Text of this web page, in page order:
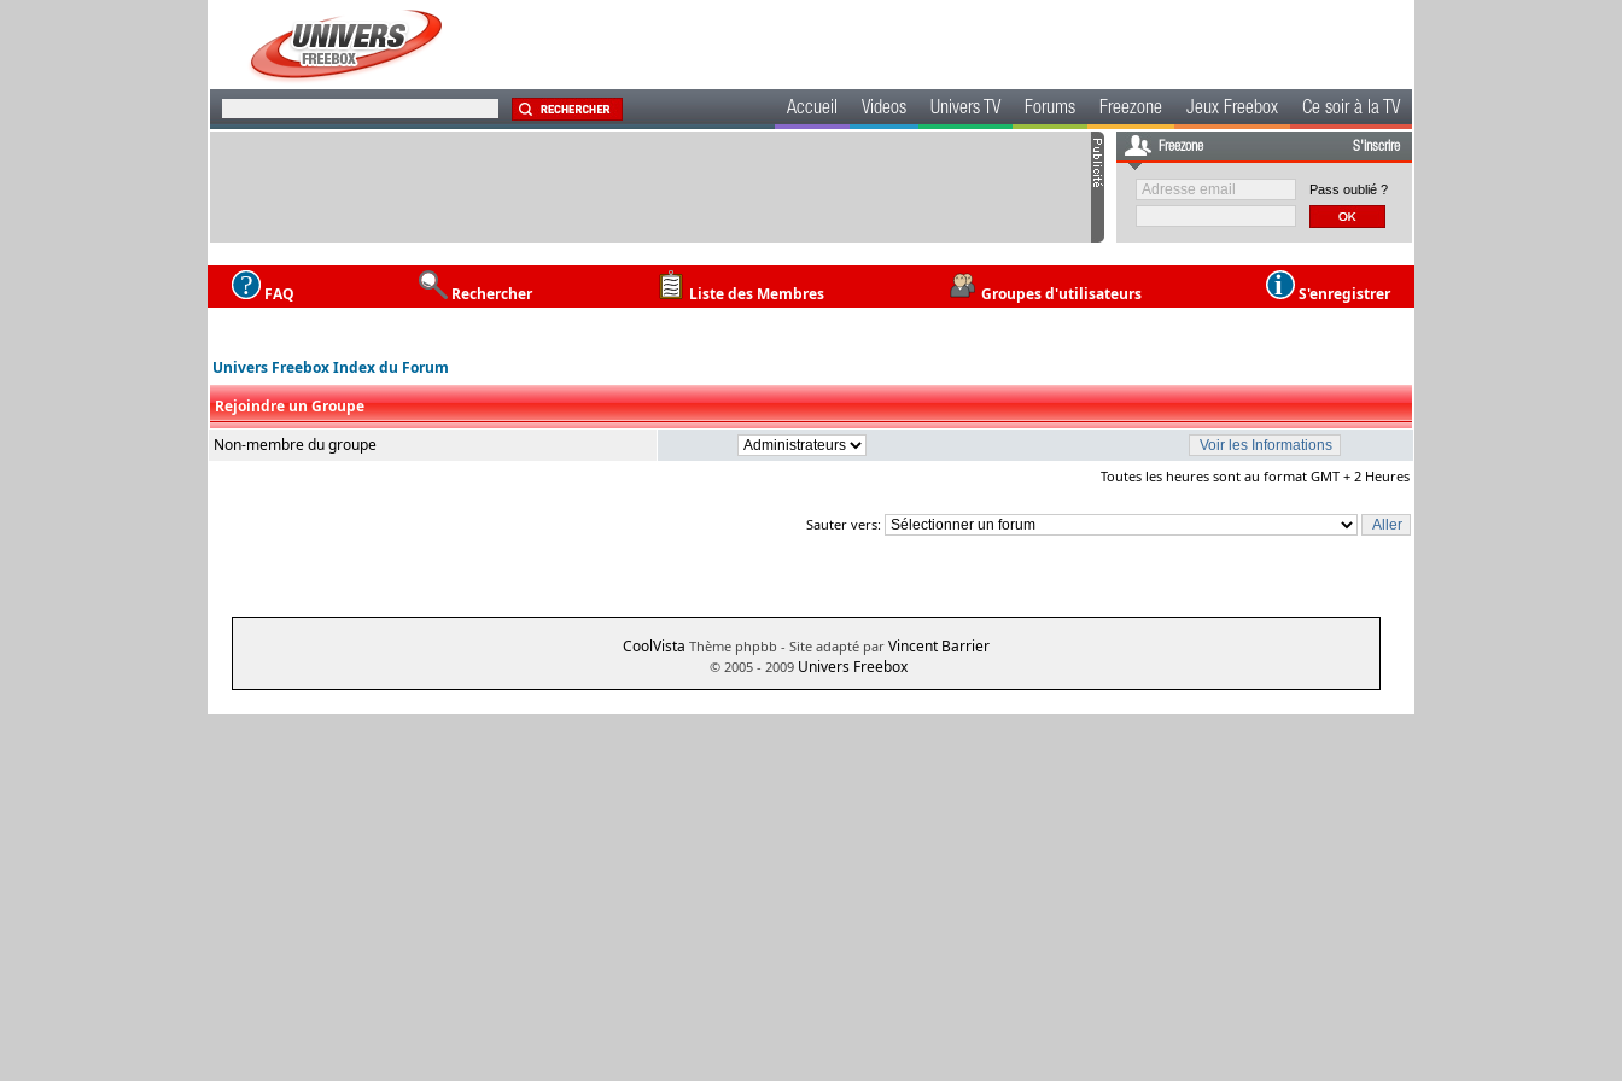
Accueil Videos Univers TV Forums Freezone Jeux Freebox Ce soir à la TV
Freezone S'inscrire
Pass oublié ?
FAQ Rechercher Liste des Membres Groupes d'utilisateurs S'enregistrer
Univers Freebox Index du Forum
Rejoindre un Groupe
Non-membre du groupe
Toutes les heures sont au format GMT + 2 Heures
Sauter vers:
CoolVista Thème phpbb - Site adapté par Vincent Barrier
© 2005 - 2009 Univers Freebox